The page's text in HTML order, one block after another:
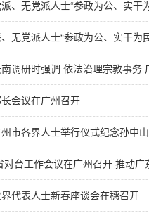
、无党派人士“参政为公、实干
无党派人士“参政为公、实干
调研时强调 依法治理宗教事务
会议在广州召开
市各界人士举行仪式纪念孙中
对台工作会议在广州召开 推动
代表人士新春座谈会在穗召开